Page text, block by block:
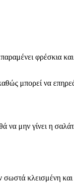
παραμένει φρέσκια
μπορεί να
μην γίνει η
σωστά κλεισμένη